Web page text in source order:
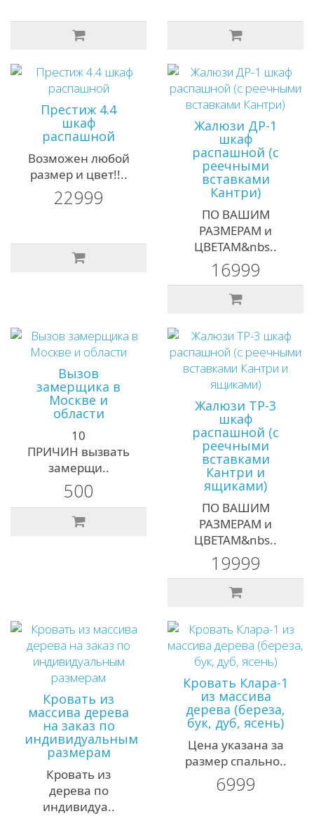
Престиж 4.4
шкаф
распашной
Возможен любой
размер и цвет!!..
22999
Жалюзи ДР-1
шкаф
распашной (с
реечными
вставками
Кантри)
ПО ВАШИМ
РАЗМЕРАМ и
ЦВЕТАМ&nbs..
16999
Вызов
замерщика в
Москве и
области
10
ПРИЧИН вызвать
замерщи..
500
Жалюзи ТР-3
шкаф
распашной (с
реечными
вставками
Кантри и
ящиками)
ПО ВАШИМ
РАЗМЕРАМ и
ЦВЕТАМ&nbs..
19999
Кровать из
массива дерева
на заказ по
индивидуальным
размерам
Кровать из
дерева по
индивидуа..
Кровать Клара-1
из массива
дерева (береза,
бук, дуб, ясень)
Цена указана за
размер спально..
6999